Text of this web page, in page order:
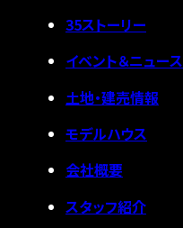
35ストーリー
イベント＆ニュース
土地・建売情報
モデルハウス
会社概要
スタッフ紹介